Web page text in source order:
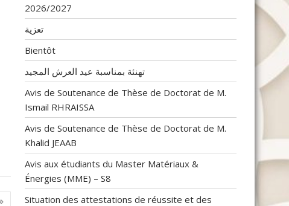
2026/2027
تعزية
Bientôt
تهنئة بمناسبة عيد العرش المجيد
Avis de Soutenance de Thèse de Doctorat de M.
Ismail RHRAISSA
Avis de Soutenance de Thèse de Doctorat de M.
Khalid JEAAB
Avis aux étudiants du Master Matériaux &
Énergies (MME) – S8
Situation des attestations de réussite et des